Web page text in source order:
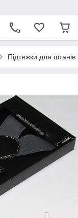
Підтяжки для штанів